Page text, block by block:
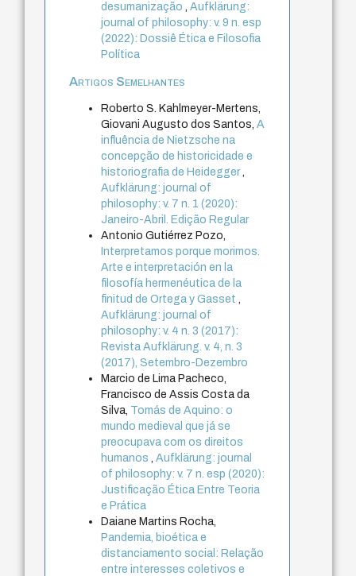
desumanização ,Aufklärung:
journal of philosophy: v. 9 n. esp
(2022): Dossiê Ética e Filosofia
Política
Artigos Semelhantes
Roberto S. Kahlmeyer-Mertens,
Giovani Augusto dos Santos,A
influência de Nietzsche na
concepção de historicidade e
historiografia de Heidegger
Aufklärung: journal of
philosophy: v. 7 n. 1 (2020):
Janeiro-Abril. Edição Regular
Antonio Gutiérrez Pozo,
Interpretamos porque morimos.
Arte e interpretación en la
filosofía hermenéutica de la
finitud de Ortega y Gasset
Aufklärung: journal of
philosophy: v. 4 n. 3 (2017):
Revista Aufklärung. v. 4, n. 3
(2017), Setembro-Dezembro
Marcio de Lima Pacheco,
Francisco de Assis Costa da
Silva, Tomás de Aquino: o
mundo medieval que já se
preocupava com os direitos
humanos
,Aufklärung: journal
of philosophy: v. 7 n. esp (2020):
Justificação Ética Entre Teoria
e Prática
Daiane Martins Rocha,
Pandemia, bioética e
distanciamento social: Relação
entre interesses coletivos e